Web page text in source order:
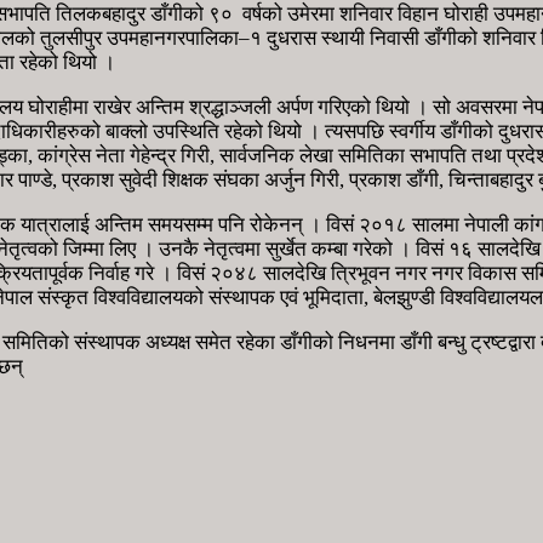
तिलकबहादुर डाँगीको ९० वर्षको उमेरमा शनिवार विहान घोराही
तुलसीपुर उपमहानगरपालिका–१ दुधरास स्थायी निवासी डाँगीको
रहेको थियो ।
घोराहीमा राखेर अन्तिम श्रद्धाञ्जली अर्पण गरिएको थियो । सो
बाक्लो उपस्थिति रहेको थियो । त्यसपछि स्वर्गीय डाँगीको
कांग्रेस नेता गेहेन्द्र गिरी, सार्वजनिक लेखा समितिका सभापति तथा
प्रकाश सुवेदी शिक्षक संघका अर्जुन गिरी, प्रकाश डाँगी,
यात्रालाई अन्तिम समयसम्म पनि रोकेनन् । विसं २०१८ सालमा नेपाली
जिम्मा लिए । उनकै नेतृत्वमा सुर्खेत कम्बा गरेको । विसं १६
निर्वाह गरे । विसं २०४८ सालदेखि त्रिभूवन नगर नगर विकास
संस्कृत विश्वविद्यालयको संस्थापक एवं भूमिदाता, बेलझुण्डी
संस्थापक अध्यक्ष समेत रहेका डाँगीको निधनमा डाँगी बन्धु
छन्